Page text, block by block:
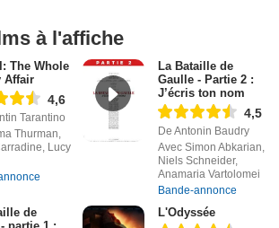
à l'affiche
The Whole
Affair
4,6
Tarantino
Thurman,
Lucy
La Bataille de
Gaulle - Partie 2 :
J’écris ton nom
4,5
De Antonin Baudry
Avec Simon Abkarian,
Niels Schneider,
Anamaria Vartolomei
Bande-annonce
de
L'Odyssée